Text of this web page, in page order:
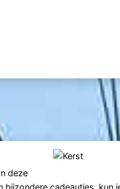
deze
cadeautjes, kun